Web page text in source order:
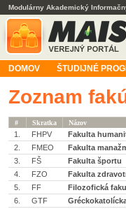
Modulárny Akademický
DOMOV ŠTUDIJNÉ
Zoznam
# Skratka Názov
1. FHPV Fakulta
2.
FMEO Fakulta
3.
FŠ Fakulta športu
4.
FZO Fakulta
5.
FF Filozofická
6.
GTF